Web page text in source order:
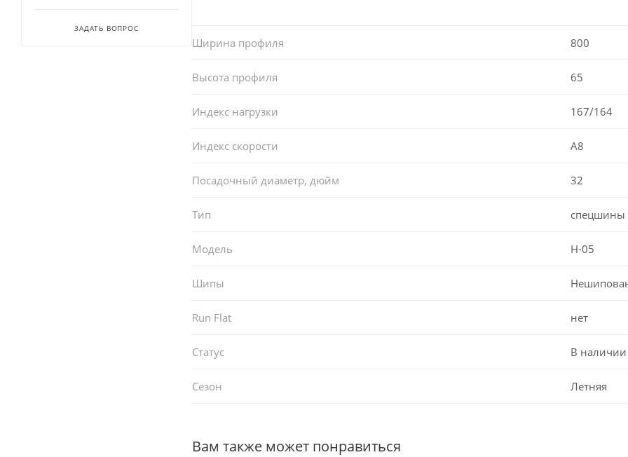
Ширина профиля 800
Высота профиля 65
Индекс нагрузки 167/164
Индекс скорости A8
Посадочный диаметр, дюйм 32
Тип спецшины
Модель H-05
Шипы
Run Flat нет
Статус В наличии
Сезон Летняя
Вам также может понравиться
ЗАДАТЬ ВОПРОС